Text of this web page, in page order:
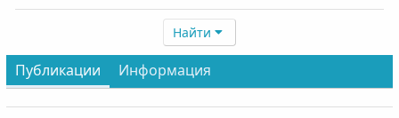
Найти
Публикации Информация